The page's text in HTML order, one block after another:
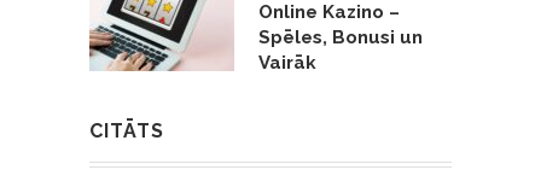
Online Kazino –
Spēles, Bonusi un
Vairāk
CITĀTS